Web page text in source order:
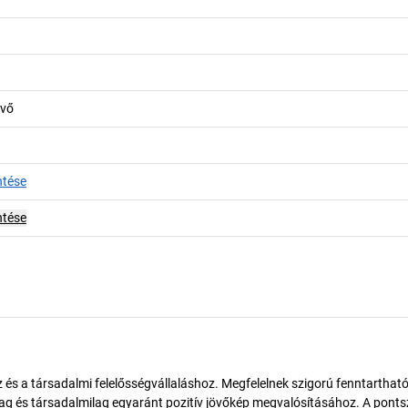
a társadalmi felelősségvállaláshoz. Megfelelnek szigorú
és társadalmilag egyaránt pozitív jövőkép megvalósításához. A